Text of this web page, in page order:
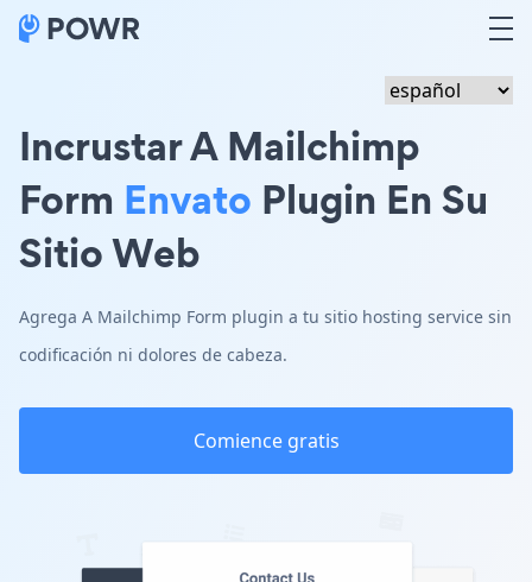
Incrustar A Mailchimp
Form Envato Plugin En Su
Sitio Web
Agrega A Mailchimp Form plugin a tu sitio hosting service sin
codificación ni dolores de cabeza.
Comience gratis